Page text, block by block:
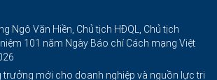
Ngô Văn Hiền, Chủ tịch HĐQL, Chủ tịch
niệm 101 năm Ngày Báo chí Cách mạng Việt
trưởng mới cho doanh nghiệp và nguồn lực tri